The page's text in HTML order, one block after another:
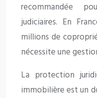
recommandée
judiciaires. En
millions de
nécessite une
La protection
immobilière est un